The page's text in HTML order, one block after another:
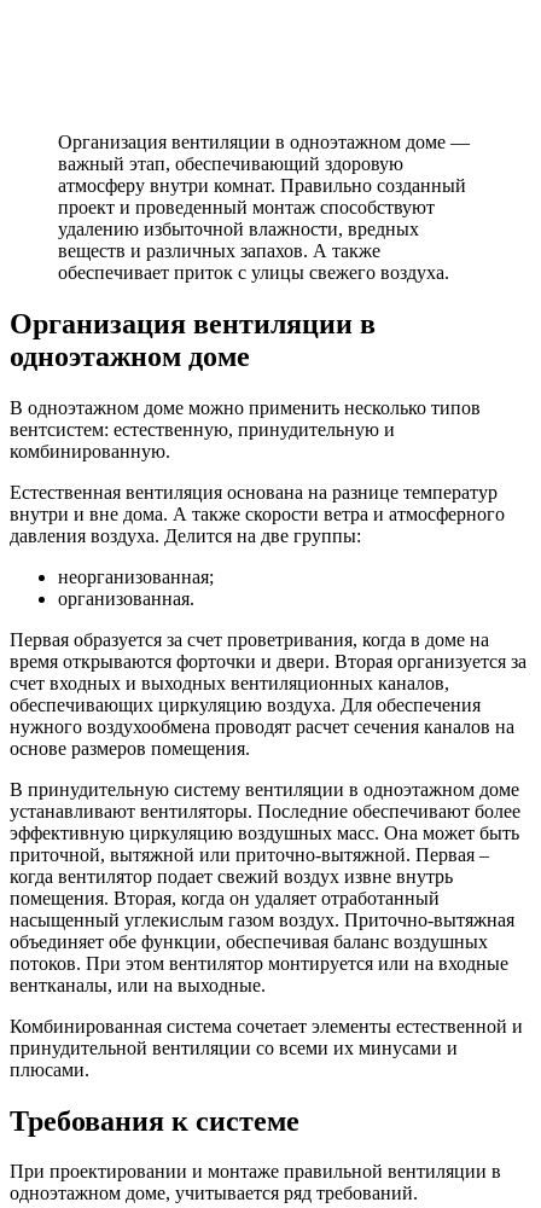
Организация вентиляции в одноэтажном доме —
важный этап, обеспечивающий здоровую
атмосферу внутри комнат. Правильно созданный
проект и проведенный монтаж способствуют
удалению избыточной влажности, вредных
веществ и различных запахов. А также
обеспечивает приток с улицы свежего воздуха.
Организация вентиляции в
одноэтажном доме
В одноэтажном доме можно применить несколько типов
вентсистем: естественную, принудительную и
комбинированную.
Естественная вентиляция основана на разнице температур
внутри и вне дома. А также скорости ветра и атмосферного
давления воздуха. Делится на две группы:
неорганизованная;
организованная.
Первая образуется за счет проветривания, когда в доме на
время открываются форточки и двери. Вторая организуется за
счет входных и выходных вентиляционных каналов,
обеспечивающих циркуляцию воздуха. Для обеспечения
нужного воздухообмена проводят расчет сечения каналов на
основе размеров помещения.
В принудительную систему вентиляции в одноэтажном доме
устанавливают вентиляторы. Последние обеспечивают более
эффективную циркуляцию воздушных масс. Она может быть
приточной, вытяжной или приточно-вытяжной. Первая –
когда вентилятор подает свежий воздух извне внутрь
помещения. Вторая, когда он удаляет отработанный
насыщенный углекислым газом воздух. Приточно-вытяжная
объединяет обе функции, обеспечивая баланс воздушных
потоков. При этом вентилятор монтируется или на входные
вентканалы, или на выходные.
Комбинированная система сочетает элементы естественной и
принудительной вентиляции со всеми их минусами и
плюсами.
Требования к системе
При проектировании и монтаже правильной вентиляции в
одноэтажном доме, учитывается ряд требований.